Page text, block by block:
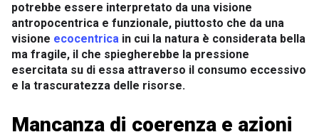
potrebbe essere interpretato da una visione
antropocentrica e funzionale, piuttosto che da una
visione ecocentrica in cui la natura è considerata bella
ma fragile, il che spiegherebbe la pressione
esercitata su di essa attraverso il consumo eccessivo
e la trascuratezza delle risorse.
Mancanza di coerenza e azioni